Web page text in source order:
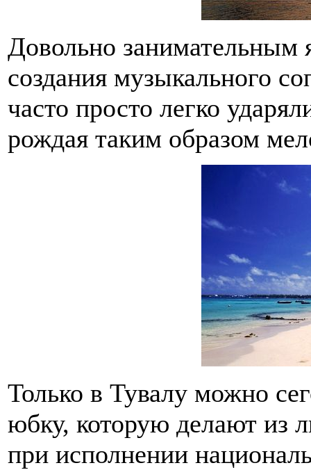
Довольно занимательным
создания музыкального
часто просто легко
рождая таким образом
Только в Тувалу можно
юбку, которую делают из
при исполнении